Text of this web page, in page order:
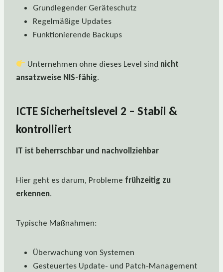
Grundlegender Geräteschutz
Regelmäßige Updates
Funktionierende Backups
Unternehmen ohne dieses Level sind nicht
ansatzweise NIS-fähig.
ICTE Sicherheitslevel 2 – Stabil &
kontrolliert
IT ist beherrschbar und nachvollziehbar
Hier geht es darum, Probleme frühzeitig zu
erkennen.
Typische Maßnahmen:
Überwachung von Systemen
Gesteuertes Update- und Patch-Management